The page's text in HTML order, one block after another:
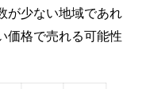
が少ない地域であれ
価格で売れる可能性